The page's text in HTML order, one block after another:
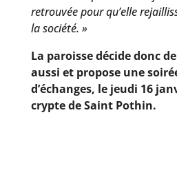
retrouvée pour qu’elle
la société. »
La paroisse décide donc
aussi et propose une
d’échanges, le jeudi 16
crypte de Saint Pothin.